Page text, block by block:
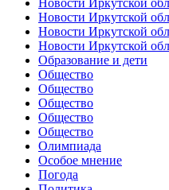
Новости Иркутской
Новости Иркутской
Новости Иркутской
Образование и дети
Общество
Общество
Общество
Общество
Общество
Олимпиада
Особое мнение
Погода